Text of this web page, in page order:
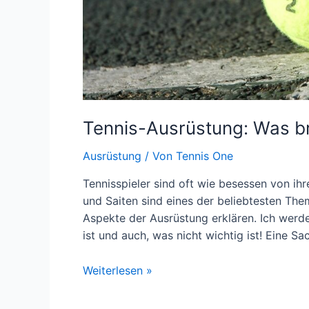
Tennis-Ausrüstung: Was
Ausrüstung / Von Tennis One
Tennisspieler sind oft wie besessen von
und Saiten sind eines der beliebtesten
Aspekte der Ausrüstung erklären. Ich
ist und auch, was nicht wichtig ist! Eine
Tennis-
Weiterlesen »